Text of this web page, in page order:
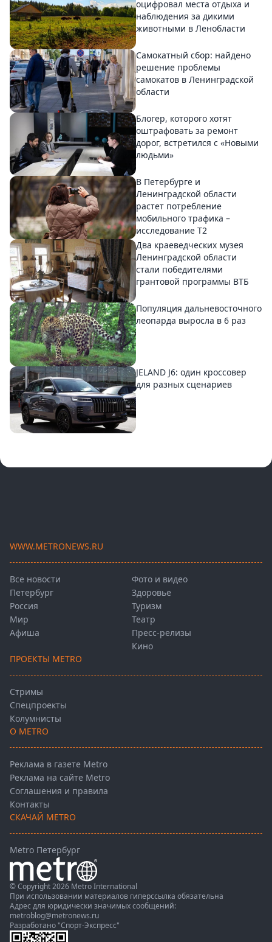
оцифровал места отдыха и
наблюдения за дикими
животными в Ленобласти
Самокатный сбор: найдено
решение проблемы
самокатов в Ленинградской
области
Блогер, которого хотят
оштрафовать за ремонт
дорог, встретился с «Новыми
людьми»
В Петербурге и
Ленинградской области
растет потребление
мобильного трафика –
исследование T2
Два краеведческих музея
Ленинградской области
стали победителями
грантовой программы ВТБ
Популяция дальневосточного
леопарда выросла в 6 раз
JELAND J6: один кроссовер
для разных сценариев
WWW.METRONEWS.RU
Все новости
Петербург
Россия
Мир
Афиша
Фото и видео
Здоровье
Туризм
Театр
Пресс-релизы
Кино
ПРОЕКТЫ METRO
Стримы
Спецпроекты
Колумнисты
О METRO
Реклама в газете Metro
Реклама на сайте Metro
Соглашения и правила
Контакты
СКАЧАЙ METRO
Metro Петербург
© Copyright 2026 Metro International
При использовании материалов гиперссылка обязательна
Адрес для юридически значимых сообщений:
metroblog@metronews.ru
Разработано "Спорт-Экспресс"